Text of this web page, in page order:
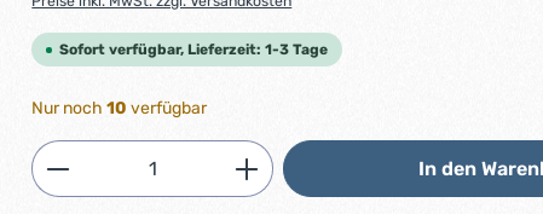
Sofort verfügbar, Lieferzeit: 1-3 Tage
Nur noch10 verfügbar
Produkt Anzahl: Gib den In den